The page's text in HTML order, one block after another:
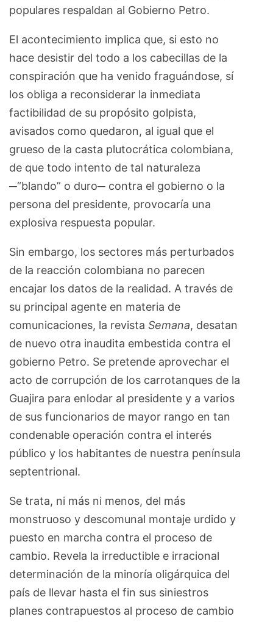
populares respaldan al Gobierno Petro.
El acontecimiento implica que, si esto no
hace desistir del todo a los cabecillas de la
conspiración que ha venido fraguándose, sí
los obliga a reconsiderar la inmediata
factibilidad de su propósito golpista,
avisados como quedaron, al igual que el
grueso de la casta plutocrática colombiana,
de que todo intento de tal naturaleza
─“blando” o duro─ contra el gobierno o la
persona del presidente, provocaría una
explosiva respuesta popular.
Sin embargo, los sectores más perturbados
de la reacción colombiana no parecen
encajar los datos de la realidad. A través de
su principal agente en materia de
comunicaciones, la revista Semana, desatan
de nuevo otra inaudita embestida contra el
gobierno Petro. Se pretende aprovechar el
acto de corrupción de los carrotanques de la
Guajira para enlodar al presidente y a varios
de sus funcionarios de mayor rango en tan
condenable operación contra el interés
público y los habitantes de nuestra península
septentrional.
Se trata, ni más ni menos, del más
monstruoso y descomunal montaje urdido y
puesto en marcha contra el proceso de
cambio. Revela la irreductible e irracional
determinación de la minoría oligárquica del
país de llevar hasta el fin sus siniestros
planes contrapuestos al proceso de cambio